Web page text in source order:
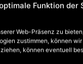
Funktion der
Web-Präsenz zu
zustimmen, können
können eventuell